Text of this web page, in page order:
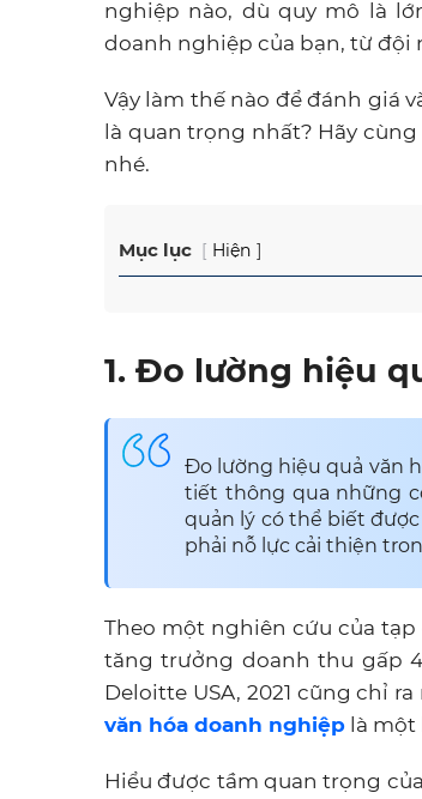
nghiệp nào, dù quy mô là
doanh nghiệp của bạn, từ đội
Vậy làm thế nào để đánh giá
là quan trọng nhất? Hãy cùng
nhé.
Mục lục Hiện
1. Đo lường hiệu
Đo lường hiệu quả văn
tiết thông qua những
quản lý có thể biết được
phải nỗ lực cải thiện
Theo một nghiên cứu của
tăng trưởng doanh thu gấp
Deloitte USA, 2021 cũng chỉ
văn hóa doanh nghiệp là
Hiểu được tầm quan trọng